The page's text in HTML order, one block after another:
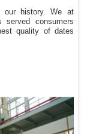
our history. We at
served consumers
quality of dates